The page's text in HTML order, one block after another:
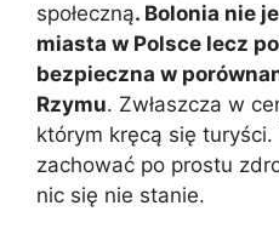
społeczną. Bolonia nie
miasta w Polsce lecz
bezpieczna w
Rzymu. Zwłaszcza w
którym kręcą się
zachować po prostu
nic się nie stanie.